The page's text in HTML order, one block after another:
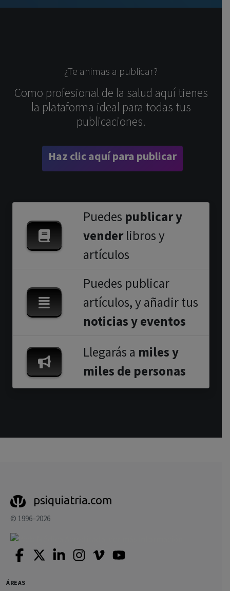
¿Te animas a publicar?
Como profesional de la salud aquí tienes
la plataforma ideal para todas tus
publicaciones.
Haz clic aquí para publicar
Puedes publicar y
venderlibros y
artículos
Puedes publicar
artículos, y añadir tus
noticias y eventos
Llegarás a miles y
miles de personas
psiquiatria.com
© 1996–2026
ÁREAS